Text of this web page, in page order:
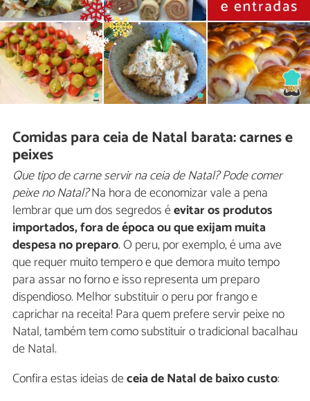
Comidas para ceia de Natal barata: carnes e
peixes
Que tipo de carne servir na ceia de Natal? Pode comer
peixe no Natal?Na hora de economizar vale a pena
lembrar que um dos segredos éevitar os produtos
importados, fora de época ou que exijam muita
despesa no preparo. O peru, por exemplo, é uma ave
que requer muito tempero e que demora muito tempo
para assar no forno e isso representa um preparo
dispendioso. Melhor substituir o peru por frango e
caprichar na receita! Para quem prefere servir peixe no
Natal, também tem como substituir o tradicional bacalhau
de Natal.
Confira estas ideias deceia de Natal de baixo custo: